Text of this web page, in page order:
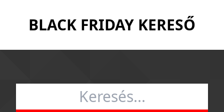
BLACK FRIDAY KERESŐ